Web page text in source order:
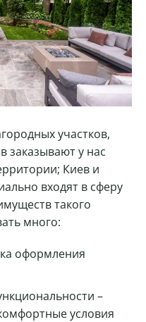
участков,
заказывают у нас
Киев и
входят в сферу
такого
много:
оформления
–
условия